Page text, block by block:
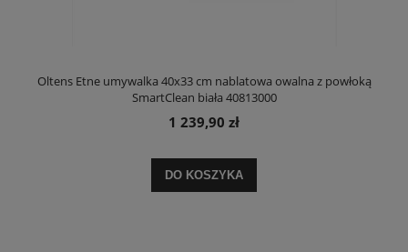
Oltens Etne umywalka 40x33 cm nablatowa owalna z powłoką
SmartClean biała 40813000
1 239,90 zł
DO KOSZYKA